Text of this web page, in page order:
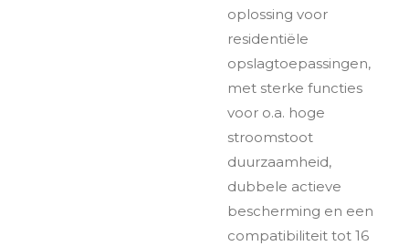
oplossing voor
residentiële
opslagtoepassingen,
met sterke functies
voor o.a. hoge
stroomstoot
duurzaamheid,
dubbele actieve
bescherming en een
compatibiliteit tot 16